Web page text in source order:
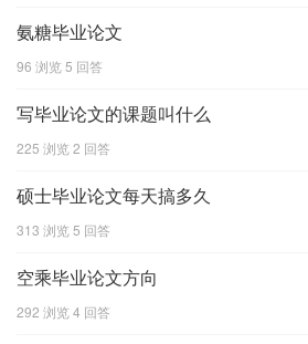
氨糖毕业论文
96 浏览 5 回答
写毕业论文的课题叫什么
225 浏览2 回答
硕士毕业论文每天搞多久
313 浏览 5 回答
空乘毕业论文方向
292 浏览4 回答